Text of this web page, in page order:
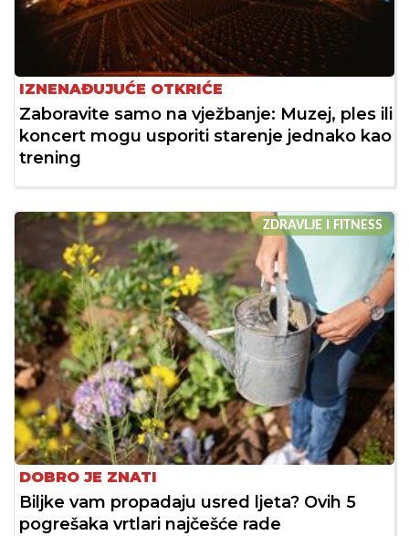
IZNENAĐUJUĆE OTKRIĆE
Zaboravite samo na vježbanje: Muzej, ples ili
koncert mogu usporiti starenje jednako kao
trening
ZDRAVLJE I FITNESS
DOBRO JE ZNATI
Biljke vam propadaju usred ljeta? Ovih 5
pogrešaka vrtlari najčešće rade